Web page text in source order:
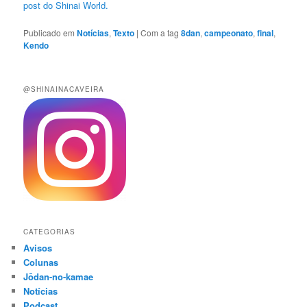
post do Shinai World.
Publicado em Notícias,Texto |Com a tag8dan,campeonato,final,
Kendo
@SHINAINACAVEIRA
CATEGORIAS
Avisos
Colunas
Jōdan-no-kamae
Notícias